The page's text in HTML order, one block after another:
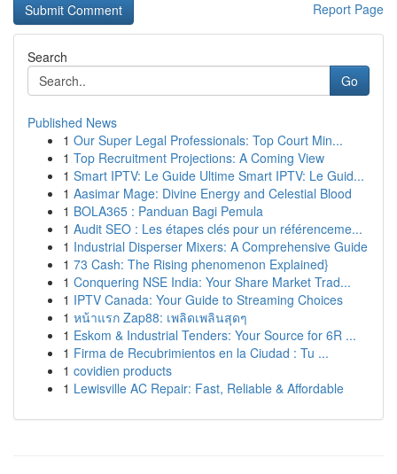
Report Page
Search
Go
Published News
1 Our Super Legal Professionals: Top Court Min...
1 Top Recruitment Projections: A Coming View
1 Smart IPTV: Le Guide Ultime Smart IPTV: Le Guid...
1 Aasimar Mage: Divine Energy and Celestial Blood
1 BOLA365 : Panduan Bagi Pemula
1 Audit SEO : Les étapes clés pour un référenceme...
1 Industrial Disperser Mixers: A Comprehensive Guide
1 73 Cash: The Rising phenomenon Explained}
1 Conquering NSE India: Your Share Market Trad...
1 IPTV Canada: Your Guide to Streaming Choices
1 หน้าแรก Zap88: เพลิดเพลินสุดๆ
1 Eskom & Industrial Tenders: Your Source for 6R ...
1 Firma de Recubrimientos en la Ciudad : Tu ...
1 covidien products
1 Lewisville AC Repair: Fast, Reliable & Affordable